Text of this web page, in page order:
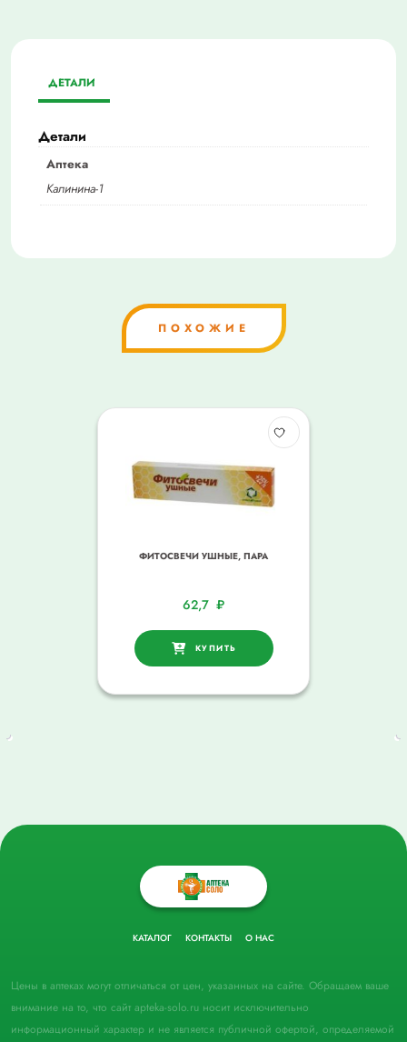
ДЕТАЛИ
Детали
Аптека
Калинина-1
ПОХОЖИЕ
ФИТОСВЕЧИ УШНЫЕ, ПАРА
62,7 ₽
КУПИТЬ
КАТАЛОГ КОНТАКТЫ О НАС
Цены в аптеках могут отличаться от цен, указанных на сайте. Обращаем ваше
внимание на то, что сайт apteka-solo.ru носит исключительно
информационный характер и не является публичной офертой, определяемой